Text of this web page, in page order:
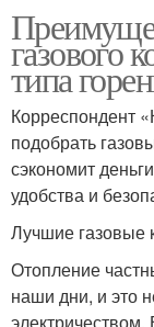
газового
типа
Корреспондент
подобрать
сэкономит
удобства и
Лучшие газовые
Отопление
наши дни, и это